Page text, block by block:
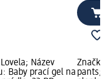
Název
Baby prací gel na
Značka:
pants;